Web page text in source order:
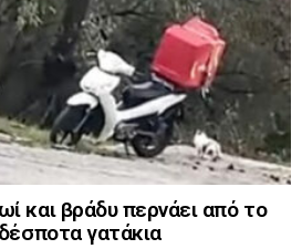
και βράδυ περνάει από το
γατάκια